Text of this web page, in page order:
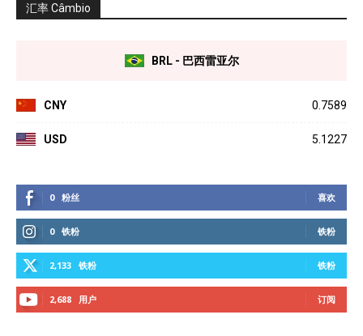
汇率 Câmbio
BRL - 巴西雷亚尔
CNY 0.7589
USD 5.1227
0 粉丝 喜欢
0 铁粉 铁粉
2,133 铁粉 铁粉
2,688 用户 订阅